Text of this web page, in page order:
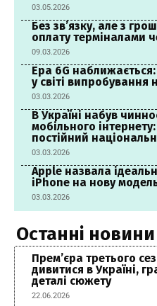
03.05.2026
Без зв’язку, але з
оплату терміналами
09.03.2026
Ера 6G
у світі випробування
03.03.2026
В Україні набув
мобільного
постійний
03.03.2026
Apple назвала
iPhone на нову
03.03.2026
Останні новини
Прем’єра третього
дивитися в Україні,
деталі сюжету
22.06.2026